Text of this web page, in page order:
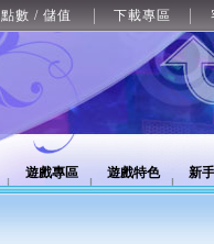
點數 / 儲值 下載專區
遊戲專區 遊戲特色 新